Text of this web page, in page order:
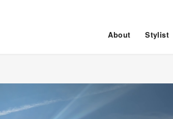
About Stylist